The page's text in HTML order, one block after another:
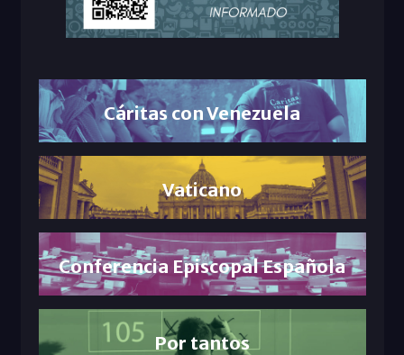
Cáritas con Venezuela
Vaticano
Conferencia Episcopal Española
Por tantos